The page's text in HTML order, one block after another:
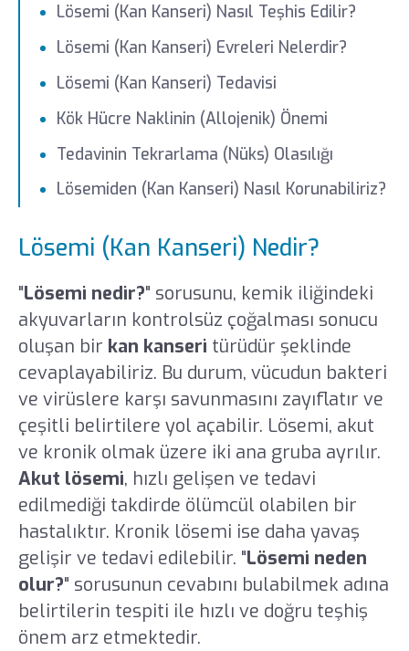
Lösemi (Kan Kanseri) Nasıl Teşhis Edilir?
Lösemi (Kan Kanseri) Evreleri Nelerdir?
Lösemi (Kan Kanseri) Tedavisi
Kök Hücre Naklinin (Allojenik) Önemi
Tedavinin Tekrarlama (Nüks) Olasılığı
Lösemiden (Kan Kanseri) Nasıl Korunabiliriz?
Lösemi (Kan Kanseri) Nedir?
"Lösemi nedir?" sorusunu, kemik iliğindeki
akyuvarların kontrolsüz çoğalması sonucu
oluşan bir kan kanseri türüdür şeklinde
cevaplayabiliriz. Bu durum, vücudun bakteri
ve virüslere karşı savunmasını zayıflatır ve
çeşitli belirtilere yol açabilir. Lösemi, akut
ve kronik olmak üzere iki ana gruba ayrılır.
Akut lösemi, hızlı gelişen ve tedavi
edilmediği takdirde ölümcül olabilen bir
hastalıktır. Kronik lösemi ise daha yavaş
gelişir ve tedavi edilebilir. "Lösemi neden
olur?" sorusunun cevabını bulabilmek adına
belirtilerin tespiti ile hızlı ve doğru teşhiş
önem arz etmektedir.